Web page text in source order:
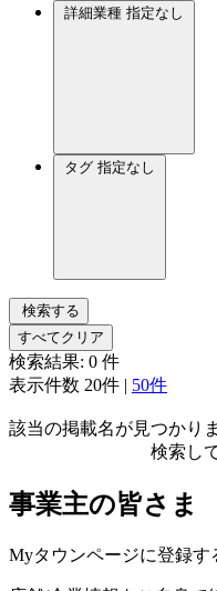
詳細業種 指定なし
タグ 指定なし
検索する
すべてクリア
検索結果: 0 件
表示件数 20件 | 50件
該当の掲載名が見つかり
検索し
事業主の皆さま
Myタウンページに登録す